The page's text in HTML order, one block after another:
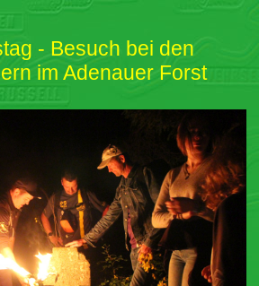
- Besuch bei den
im Adenauer Forst